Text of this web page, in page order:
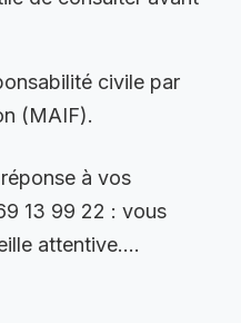
civile par
(MAIF).
à vos
13 99 22 : vous
attentive….